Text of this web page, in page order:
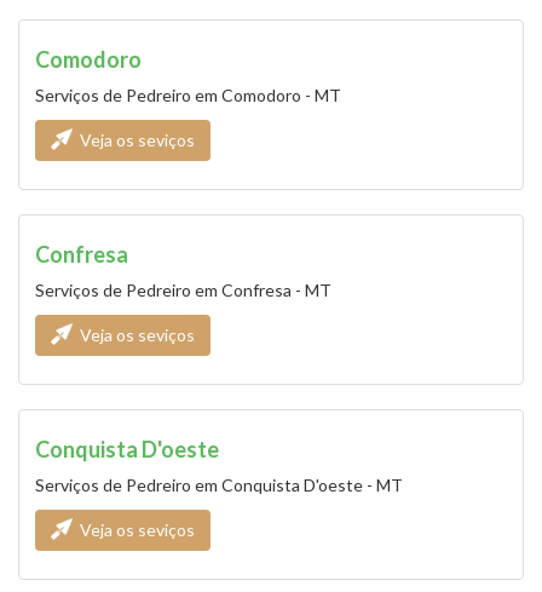
Comodoro
Serviços de Pedreiro em Comodoro - MT
Veja os seviços
Confresa
Serviços de Pedreiro em Confresa - MT
Veja os seviços
Conquista D'oeste
Serviços de Pedreiro em Conquista D'oeste - MT
Veja os seviços